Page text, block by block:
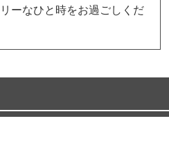
ーなひと時をお過ごしくだ